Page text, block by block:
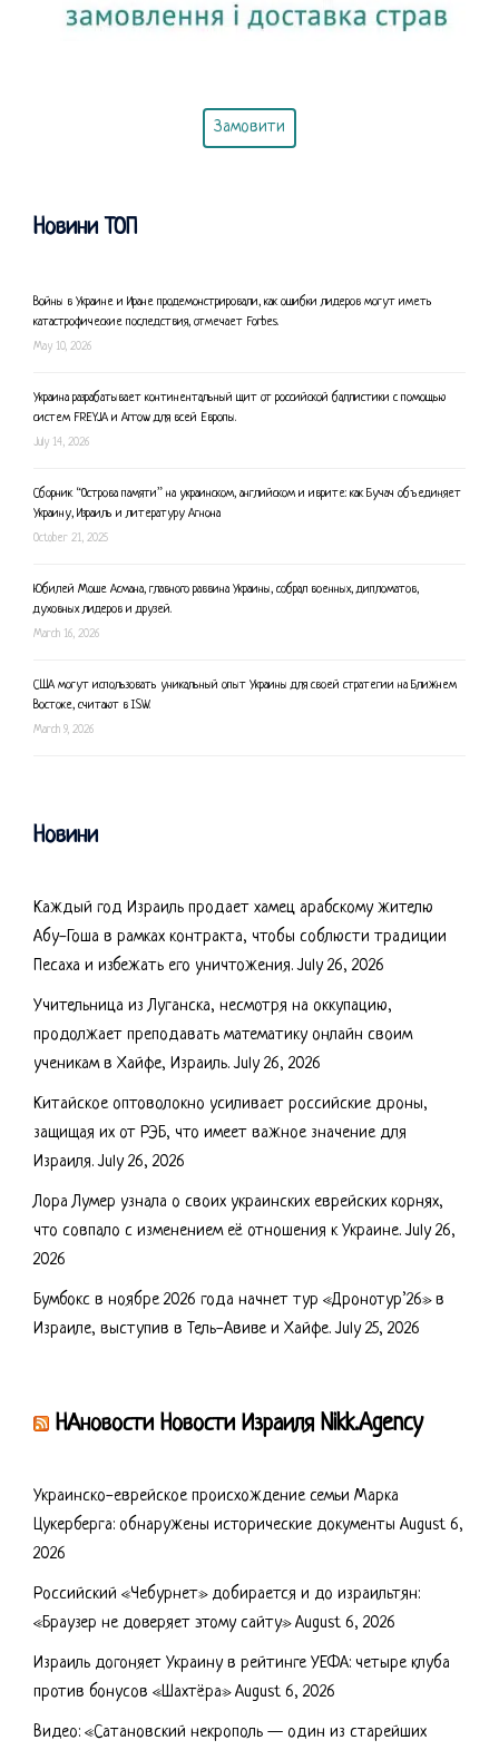
Замовити
Новини ТОП
Войны в Украине и Иране продемонстрировали, как ошибки лидеров могут иметь
катастрофические последствия, отмечает Forbes.
May 10, 2026
Украина разрабатывает континентальный щит от российской баллистики с помощью
систем FREYJA и Arrow для всей Европы.
July 14, 2026
Сборник “Острова памяти” на украинском, английском и иврите: как Бучач объединяет
Украину, Израиль и литературу Агнона
October 21, 2025
Юбилей Моше Асмана, главного раввина Украины, собрал военных, дипломатов,
духовных лидеров и друзей.
March 16, 2026
США могут использовать уникальный опыт Украины для своей стратегии на Ближнем
Востоке, считают в ISW.
March 9, 2026
Новини
Каждый год Израиль продает хамец арабскому жителю
Абу-Гоша в рамках контракта, чтобы соблюсти традиции
Песаха и избежать его уничтожения. July 26, 2026
Учительница из Луганска, несмотря на оккупацию,
продолжает преподавать математику онлайн своим
ученикам в Хайфе, Израиль. July 26, 2026
Китайское оптоволокно усиливает российские дроны,
защищая их от РЭБ, что имеет важное значение для
Израиля. July 26, 2026
Лора Лумер узнала о своих украинских еврейских корнях,
что совпало с изменением её отношения к Украине. July 26,
2026
Бумбокс в ноябре 2026 года начнет тур «Дронотур’26» в
Израиле, выступив в Тель-Авиве и Хайфе. July 25, 2026
НАновости Новости Израиля Nikk.Agency
Украинско-еврейское происхождение семьи Марка
Цукерберга: обнаружены исторические документы August 6,
2026
Российский «Чебурнет» добирается и до израильтян:
«Браузер не доверяет этому сайту» August 6, 2026
Израиль догоняет Украину в рейтинге УЕФА: четыре клуба
против бонусов «Шахтёра» August 6, 2026
Видео: «Сатановский некрополь — один из старейших